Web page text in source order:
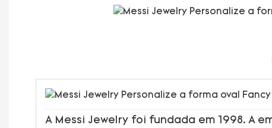
A Messi Jewelry foi fundada em 1998. A